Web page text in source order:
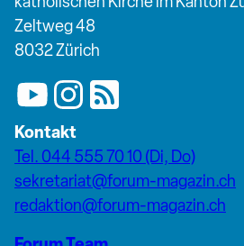
Zeltweg 48
8032 Zürich
Kontakt
Tel. 044 555 70 10 (Di, Do)
sekretariat@forum-magazin.ch
redaktion@forum-magazin.ch